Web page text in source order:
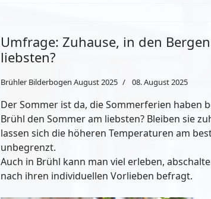
Umfrage: Zuhause, in den
liebsten?
Brühler Bilderbogen August 2025 08. August 2025
Der Sommer ist da, die Sommerferien haben
Brühl den Sommer am liebsten? Bleiben sie
lassen sich die höheren Temperaturen am
unbegrenzt.
Auch in Brühl kann man viel erleben,
nach ihren individuellen Vorlieben befragt.